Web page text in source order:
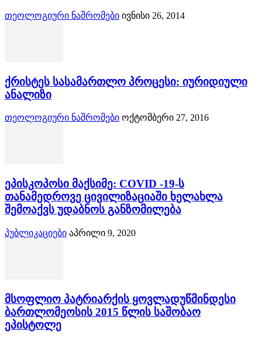
თეოლოგიური ნაშრომები ივნისი 26, 2014
ქრისტეს სასამართლო პროცესი: იურიდიული
ანალიზი
თეოლოგიური ნაშრომები ოქტომბერი 27, 2016
ეპისკოპოსი მაქსიმე: COVID -19-ს
თანამედროვე ცივილიზაციაში ხელახლა
შემოაქვს უდაბნოს განზომილება
პუბლიკაციები აპრილი 9, 2020
მსოფლიო პატრიარქის ყოვლადუწმინდესი
ბართლომეოსის 2015 წლის საშობაო
ეპისტოლე